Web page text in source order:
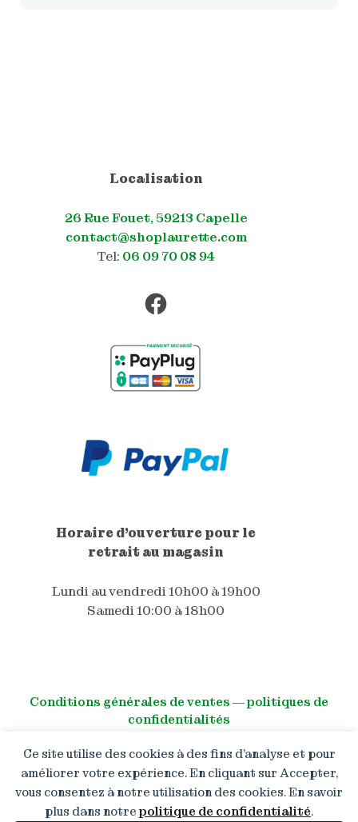
Ce site utilise des cookies à des fins d’analyse et pour
améliorer votre expérience. En cliquant sur Accepter,
vous consentez à notre utilisation des cookies. En savoir
plus dans notrepolitique de confidentialité.
Localisation
26 Rue Fouet, 59213 Capelle
contact@shoplaurette.com
Tel: 06 09 70 08 94
Facebook
Horaire d'ouverture pour le
retrait au magasin
Lundi au vendredi 10h00 à 19h00
Samedi 10:00 à 18h00
Conditions générales de ventes ―politiques de
confidentialités
© All right reserved
Boutique en congé : Les
commandes restent ouvertes
mais les expéditions reprendront